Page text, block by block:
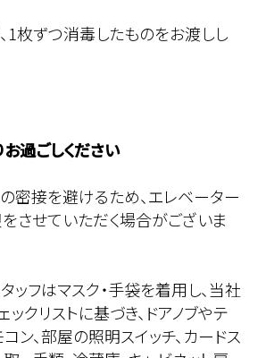
1枚ずつ消毒したものをお渡しし
過ごしください
密接を避けるため、エレベーター
させていただく場合がございま
フはマスク・手袋を着用し、当社
クリストに基づき、ドアノブやテ
ン、部屋の照明スイッチ、カードス